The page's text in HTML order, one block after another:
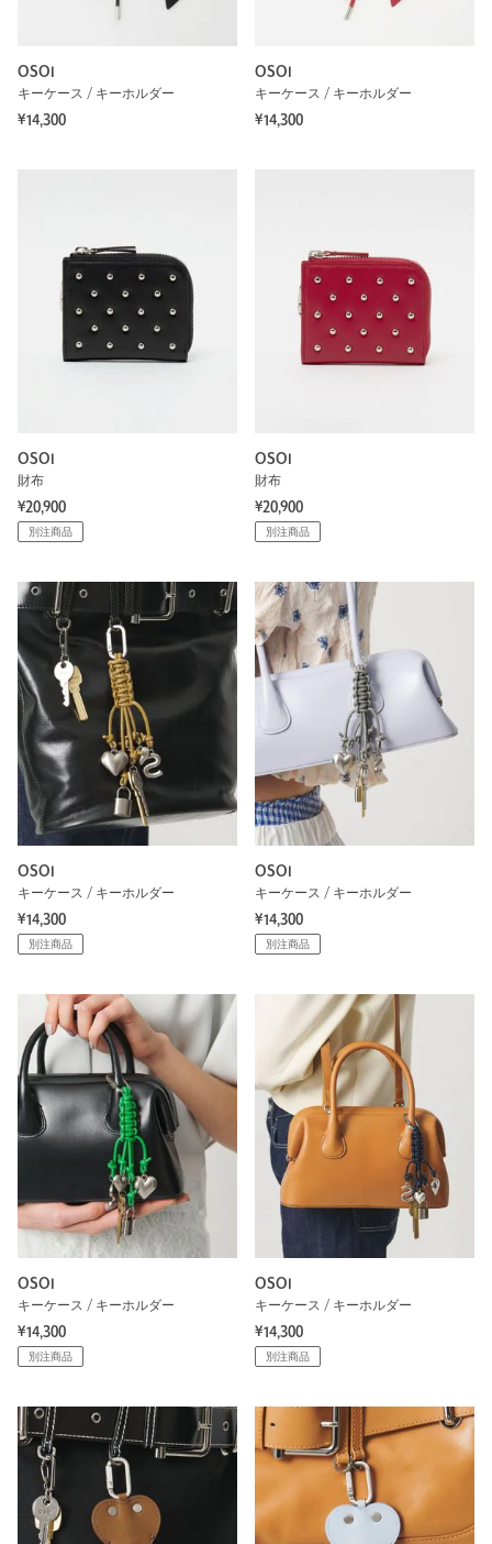
OSOI
キーケース / キーホルダー
¥14,300
OSOI
キーケース / キーホルダー
¥14,300
OSOI
財布
¥20,900
別注商品
OSOI
財布
¥20,900
別注商品
OSOI
キーケース / キーホルダー
¥14,300
別注商品
OSOI
キーケース / キーホルダー
¥14,300
別注商品
OSOI
キーケース / キーホルダー
¥14,300
別注商品
OSOI
キーケース / キーホルダー
¥14,300
別注商品